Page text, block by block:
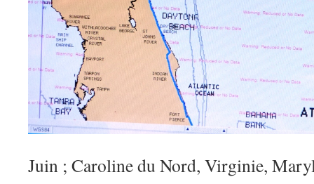
Juin ; Caroline du Nord, Virginie,